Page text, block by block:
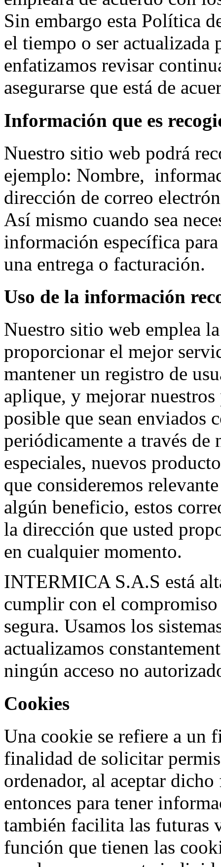
Sin embargo esta Política
el tiempo o ser actualizada
enfatizamos revisar
asegurarse que está de
Información que es
Nuestro sitio web podrá
ejemplo: Nombre,
dirección de correo
Así mismo cuando sea
información específica
una entrega o facturación.
Uso de la información
Nuestro sitio web emplea
proporcionar el mejor
mantener un registro de
aplique, y mejorar
posible que sean enviados
periódicamente a través
especiales, nuevos
que consideremos
algún beneficio, estos
la dirección que usted
en cualquier momento.
INTERMICA S.A.S está
cumplir con el
segura. Usamos los
actualizamos
ningún acceso no
Cookies
Una cookie se refiere a un
finalidad de solicitar
ordenador, al aceptar
entonces para tener
también facilita las futuras
función que tienen las